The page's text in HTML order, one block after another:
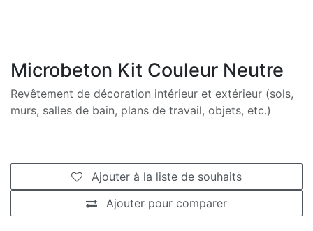
Microbeton Kit Couleur Neutre
Revêtement de décoration intérieur et extérieur (sols,
murs, salles de bain, plans de travail, objets, etc.)
Ajouter pour comparer
Ajouter à la liste de souhaits